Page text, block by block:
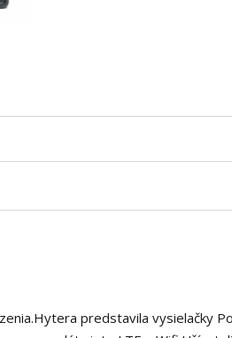
Hytera predstavila vysielačky